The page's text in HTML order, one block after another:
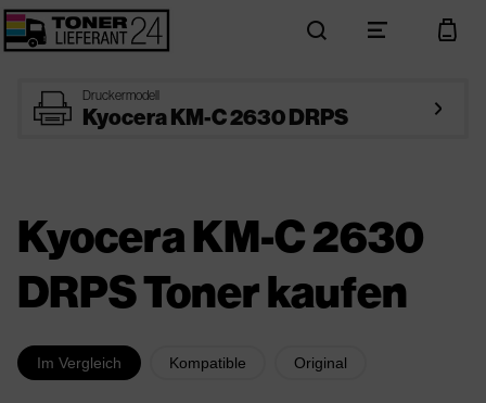
search menu cart
printer Druckermodell
Kyocera KM-C 2630 DRPS arrow_right
Kyocera KM-C 2630
DRPS Toner kaufen
Im Vergleich Kompatible Original